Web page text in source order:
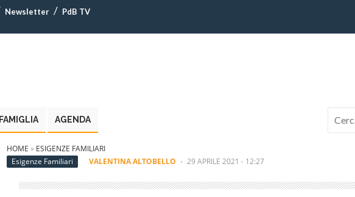
Newsletter PdB TV
FAMIGLIA AGENDA
HOME » ESIGENZE FAMILIARI
Esigenze Familiari
VALENTINA ALTOBELLO - 29 APRILE 2021 - 12:27